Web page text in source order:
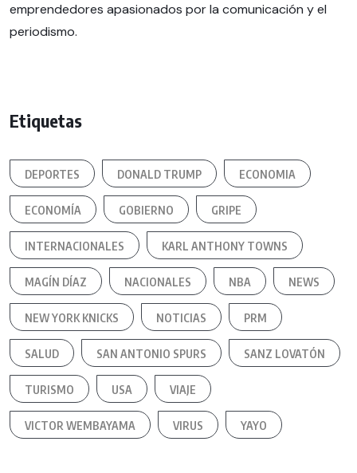
emprendedores apasionados por la comunicación y el
periodismo.
Etiquetas
DEPORTES DONALD TRUMP ECONOMIA
ECONOMÍA GOBIERNO GRIPE
INTERNACIONALES KARL ANTHONY TOWNS
MAGÍN DÍAZ NACIONALES NBA NEWS
NEW YORK KNICKS NOTICIAS PRM
SALUD SAN ANTONIO SPURS SANZ LOVATÓN
TURISMO USA VIAJE
VICTOR WEMBAYAMA VIRUS YAYO